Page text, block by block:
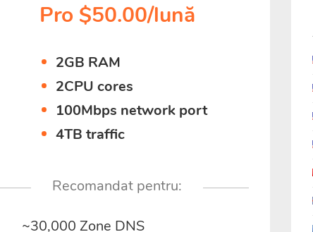
Pro $50.00/lună
2GB RAM
2CPU cores
100Mbps network port
4TB traffic
Recomandat pentru:
~30,000 Zone DNS